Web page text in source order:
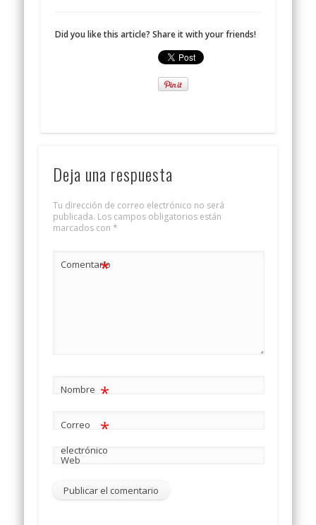
Did you like this article? Share it with your friends!
Deja una respuesta
Tu dirección de correo electrónico no será
publicada. Los campos obligatorios están
marcados con *
Comentario
*
Nombre *
Correo
electrónico
*
Web